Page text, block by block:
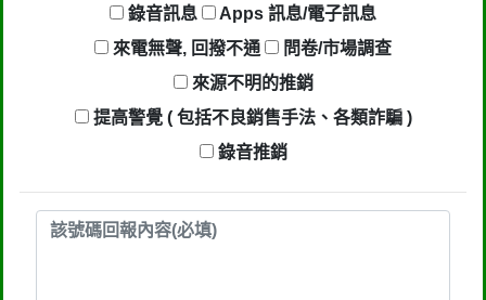
果不舒服，都可以對他可提告民事及刑
事告訴。 2012年上路的「個人資料保
護法」，第20條第2項規定「非公務機
關依前項規定利用個人資料行銷者，當
事人表示拒絕接受行銷時，應即停止利
「違反本法規定蒐集、處理或利用個人
錄音訊息
Apps 訊息/電子訊息
來電無聲, 回撥不通
問卷/市場調查
來源不明的推銷
提高警覺 ( 包括不良銷售手法、各類詐騙 )
錄音推銷